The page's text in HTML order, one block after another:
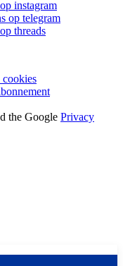
instagram
op telegram
threads
the Google Privacy